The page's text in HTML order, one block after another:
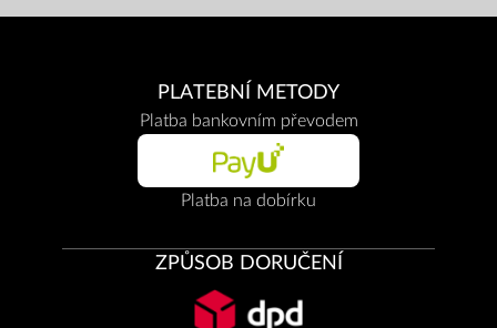
PLATEBNÍ METODY
Platba bankovním převodem
Platba na dobírku
ZPŮSOB DORUČENÍ